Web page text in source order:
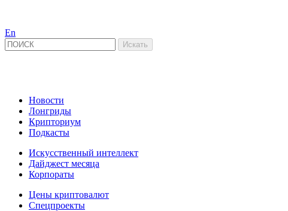
En
Новости
Лонгриды
Крипториум
Подкасты
Искусственный интеллект
Дайджест месяца
Корпораты
Цены криптовалют
Спецпроекты